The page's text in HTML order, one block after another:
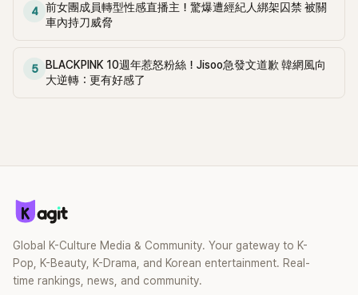
4
前女團成員轉型性感直播主！驚爆遭經紀人綁架囚禁 被關
車內持刀威脅
5
BLACKPINK 10週年惹怒粉絲！Jisoo急發文道歉 韓網風向
大逆轉：更有好感了
Global K-Culture Media & Community. Your gateway to K-
Pop, K-Beauty, K-Drama, and Korean entertainment. Real-
time rankings, news, and community.